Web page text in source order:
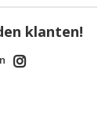
klanten!